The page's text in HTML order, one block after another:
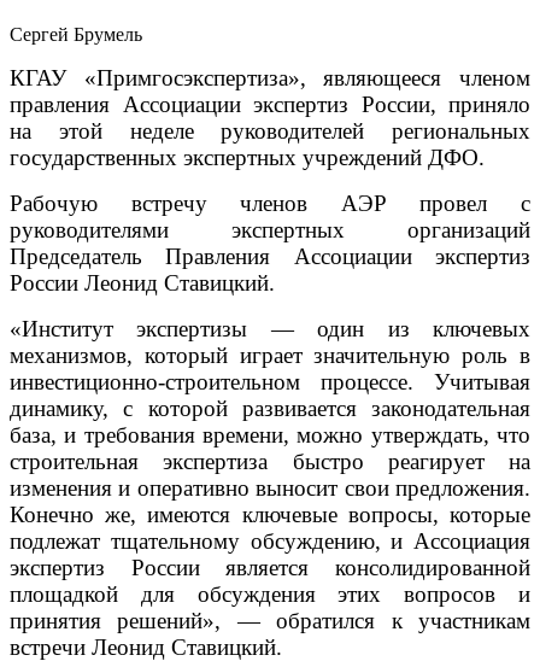
Сергей Брумель
КГАУ «Примгосэкспертиза», являющееся членом
правления Ассоциации экспертиз России, приняло
на этой неделе руководителей региональных
государственных экспертных учреждений ДФО.
Рабочую встречу членов АЭР провел с
руководителями экспертных организаций
Председатель Правления Ассоциации экспертиз
России Леонид Ставицкий.
«Институт экспертизы — один из ключевых
механизмов, который играет значительную роль в
инвестиционно-строительном процессе. Учитывая
динамику, с которой развивается законодательная
база, и требования времени, можно утверждать, что
строительная экспертиза быстро реагирует на
изменения и оперативно выносит свои предложения.
Конечно же, имеются ключевые вопросы, которые
подлежат тщательному обсуждению, и Ассоциация
экспертиз России является консолидированной
площадкой для обсуждения этих вопросов и
принятия решений», — обратился к участникам
встречи Леонид Ставицкий.